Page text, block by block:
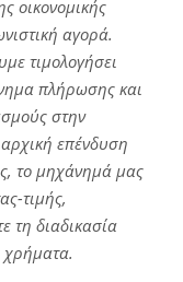
οικονομικής
αγορά.
τιμολογήσει
πλήρωσης και
στην
επένδυση
το μηχάνημά μας
τιμής,
τη διαδικασία